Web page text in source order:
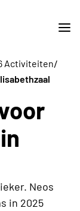
Activiteiten/
Neos
in 2025